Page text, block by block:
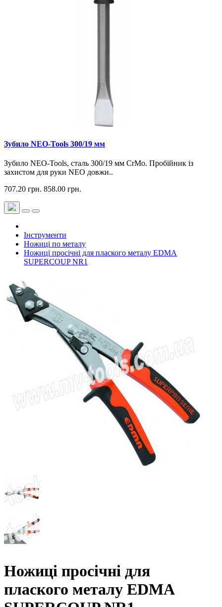
Зубило NEO-Tools 300/19 мм
Зубило NEO-Tools, сталь 300/19 мм CrMo. Пробійник із
захистом для руки NEO довжи..
707.20 грн. 858.00 грн.
Інструменти
Ножиці по металу
Ножиці просічні для плаского металу EDMA
SUPERCOUP NR1
Ножиці просічні для
плаского металу EDMA